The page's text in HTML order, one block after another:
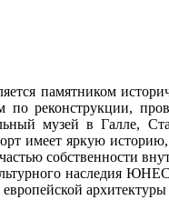
памятником
по реконструкции,
музей в Галле,
имеет яркую
собственности
наследия
европейской